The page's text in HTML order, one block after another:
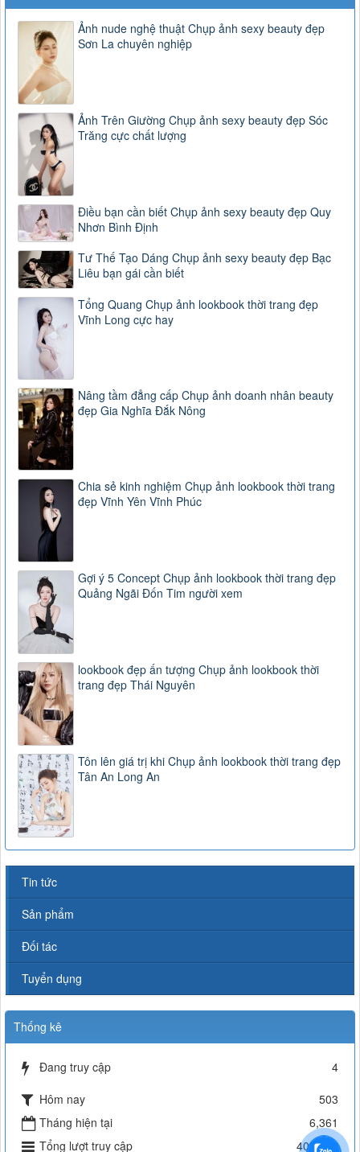
Ảnh nude nghệ thuật Chụp ảnh sexy beauty đẹp
Sơn La chuyên nghiệp
Ảnh Trên Giường Chụp ảnh sexy beauty đẹp Sóc
Trăng cực chất lượng
Điều bạn cần biết Chụp ảnh sexy beauty đẹp Quy
Nhơn Bình Định
Tư Thế Tạo Dáng Chụp ảnh sexy beauty đẹp Bạc
Liêu bạn gái cần biết
Tổng Quang Chụp ảnh lookbook thời trang đẹp
Vĩnh Long cực hay
Nâng tầm đẳng cấp Chụp ảnh doanh nhân beauty
đẹp Gia Nghĩa Đắk Nông
Chia sẻ kinh nghiệm Chụp ảnh lookbook thời trang
đẹp Vĩnh Yên Vĩnh Phúc
Gợi ý 5 Concept Chụp ảnh lookbook thời trang đẹp
Quảng Ngãi Đốn Tim người xem
lookbook đẹp ấn tượng Chụp ảnh lookbook thời
trang đẹp Thái Nguyên
Tôn lên giá trị khi Chụp ảnh lookbook thời trang đẹp
Tân An Long An
Tin tức
Sản phẩm
Đối tác
Tuyển dụng
Thống kê
Đang truy cập
4
Hôm nay
503
Tháng hiện tại
6,361
Tổng lượt truy cập
402,446